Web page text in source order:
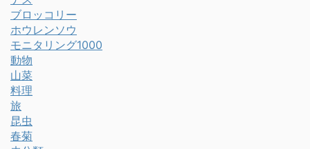
ブロッコリー
ホウレンソウ
モニタリング1000
動物
山菜
料理
旅
昆虫
春菊